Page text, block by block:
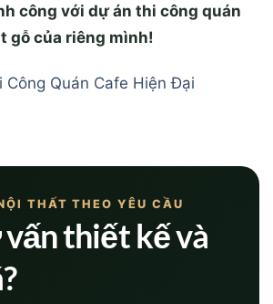
công với dự án thi công quán
gỗ của riêng mình!
Công Quán Cafe Hiện Đại
THẤT THEO YÊU CẦU
thiết kế và